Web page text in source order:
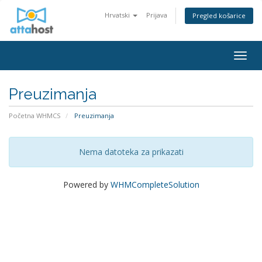
Hrvatski Prijava Pregled košarice
Preuzimanja
Početna WHMCS Preuzimanja
Nema datoteka za prikazati
Powered by WHMCompleteSolution